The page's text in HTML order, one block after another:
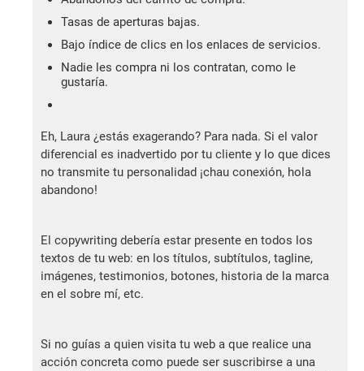
Tasas de aperturas bajas.
Bajo índice de clics en los enlaces de servicios.
Nadie les compra ni los contratan, como le
gustaría.
Eh, Laura ¿estás exagerando? Para nada. Si el valor
diferencial es inadvertido por tu cliente y lo que dices
no transmite tu personalidad ¡chau conexión, hola
abandono!
El copywriting debería estar presente en todos los
textos de tu web: en los títulos, subtítulos, tagline,
imágenes, testimonios, botones, historia de la marca
en el sobre mí, etc.
Si no guías a quien visita tu web a que realice una
acción concreta como puede ser suscribirse a una